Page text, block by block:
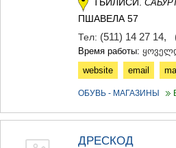
ТБИЛИСИ.
ПШАВЕЛА 57
Тел: (511) 14 27 14,
Время работы:
website
email
ОБУВЬ - МАГАЗИНЫ
ДРЕСКОД